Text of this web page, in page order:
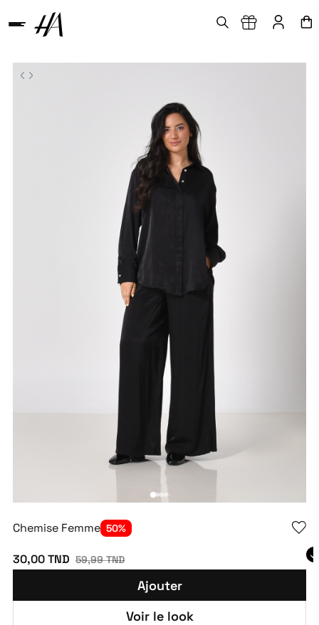
Chemise Femme 50%
30,00 TND 59,99 TND
Ajouter
Voir le look